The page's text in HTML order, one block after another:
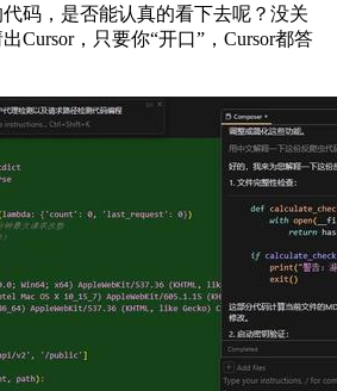
码，是否能认真的看下去呢？没关
Cursor，只要你“开口”，Cursor都答